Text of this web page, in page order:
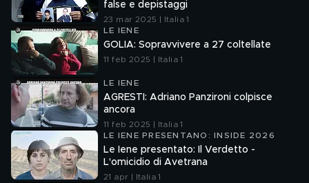
false e depistaggi
23 mar 2025 | Italia 1
LE IENE
GOLIA: Sopravvivere a 27 coltellate
11 feb 2025 | Italia 1
LE IENE
AGRESTI: Adriano Panzironi colpisce
ancora
11 feb 2025 | Italia 1
LE IENE PRESENTANO: INSIDE 2026
Le Iene presentato: Il Verdetto -
L'omicidio di Avetrana
21 apr | Italia 1